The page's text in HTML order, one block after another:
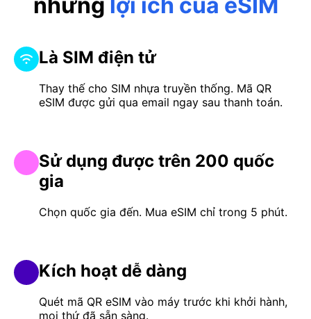
Là SIM điện tử
Thay thế cho SIM nhựa truyền thống. Mã QR
eSIM được gửi qua email ngay sau thanh toán.
Sử dụng được trên 200 quốc
gia
Chọn quốc gia đến. Mua eSIM chỉ trong 5 phút.
Kích hoạt dễ dàng
Quét mã QR eSIM vào máy trước khi khởi hành,
mọi thứ đã sẵn sàng.